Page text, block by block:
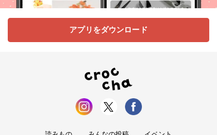
アプリをダウンロード